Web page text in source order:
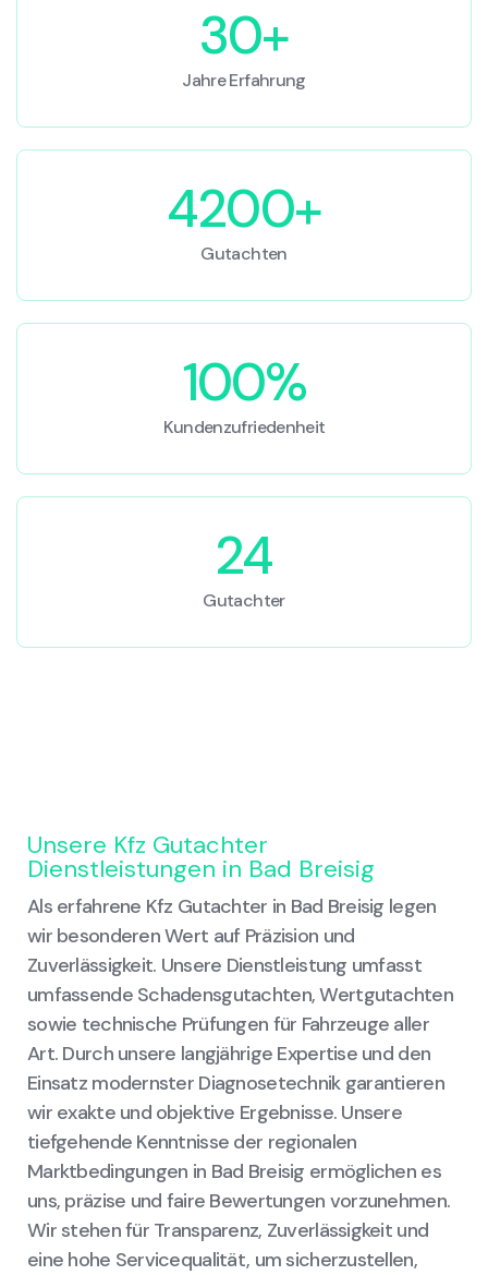
30+
Jahre Erfahrung
4200+
Gutachten
100%
Kundenzufriedenheit
24
Gutachter
Unsere Kfz Gutachter
Dienstleistungen in Bad Breisig
Als erfahrene Kfz Gutachter in Bad Breisig legen
wir besonderen Wert auf Präzision und
Zuverlässigkeit. Unsere Dienstleistung umfasst
umfassende Schadensgutachten, Wertgutachten
sowie technische Prüfungen für Fahrzeuge aller
Art. Durch unsere langjährige Expertise und den
Einsatz modernster Diagnosetechnik garantieren
wir exakte und objektive Ergebnisse. Unsere
tiefgehende Kenntnisse der regionalen
Marktbedingungen in Bad Breisig ermöglichen es
uns, präzise und faire Bewertungen vorzunehmen.
Wir stehen für Transparenz, Zuverlässigkeit und
eine hohe Servicequalität, um sicherzustellen,